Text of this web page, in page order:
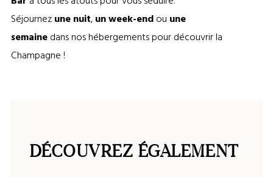
Séjournezune nuit,un week-endou une
semainedans nos hébergements pour découvrir la
Champagne !
DÉCOUVREZ ÉGALEMENT